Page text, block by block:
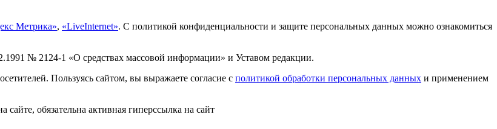
Метрика», «LiveInternet». С политикой конфиденциальности и защите персональных данных можно ознакомиться
№ 2124-1 «О средствах массовой информации» и Уставом редакции.
Пользуясь сайтом, вы выражаете согласие с политикой обработки персональных данных и применением
обязательна активная гиперссылка на сайт